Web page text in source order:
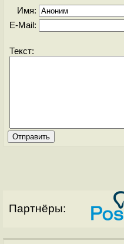
Имя:
E-Mail:
Текст:
Партнёры: